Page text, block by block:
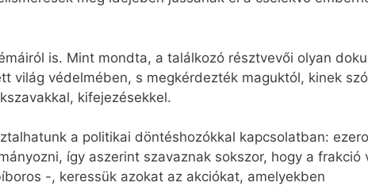
is. Mint mondta, a találkozó résztvevői olyan
védelmében, s megkérdezték maguktól, kinek
kifejezésekkel.
a politikai döntéshozókkal kapcsolatban:
így aszerint szavaznak sokszor, hogy a frakció
-, keressük azokat az akciókat, amelyekben